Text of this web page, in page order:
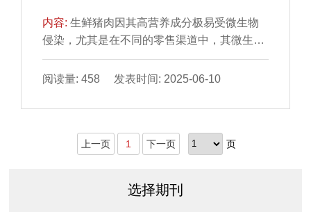
研究方向，以期为进一步开发KGM的应用潜力
及推动肉制品行业可持续发展提供理论基础与
启发。
内容:生鲜猪肉因其高营养成分极易受微生物
侵染，尤其是在不同的零售渠道中，其微生物
多样性及丰度均表现出一定差异。本文系统介
绍微生物多样性分析方法（平板培养法、高通
泳、实时荧光定量聚合酶链式反应和宏基因组
和电子商务平台3 种零售渠道下生鲜猪肉微生
商规模等）；综合阐述生鲜猪肉保鲜技术（包
阅读量: 458 发表时间: 2025-06-10
上一页 1 下一页 页
选择期刊